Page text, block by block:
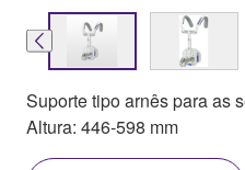
Suporte tipo arnês para as
Altura: 446-598 mm